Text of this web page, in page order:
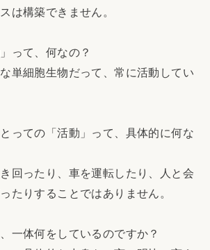
は構築できません。
って、何なの？
単細胞生物だって、常に活動してい
っての「活動」って、具体的に何な
回ったり、車を運転したり、人と会
たりすることではありません。
一体何をしているのですか？